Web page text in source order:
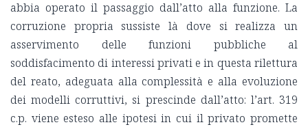
abbia operato il passaggio dall’atto alla funzione. La
corruzione propria sussiste là dove si realizza un
asservimento delle funzioni pubbliche al
soddisfacimento di interessi privati e in questa rilettura
del reato, adeguata alla complessità e alla evoluzione
dei modelli corruttivi, si prescinde dall’atto: l’art. 319
c.p. viene esteso alle ipotesi in cui il privato promette